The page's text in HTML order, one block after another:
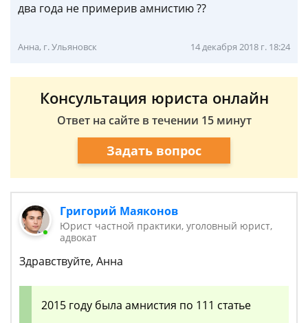
два года не примерив амнистию ??
Анна, г. Ульяновск 14 декабря 2018 г. 18:24
Консультация юриста онлайн
Ответ на сайте в течении 15 минут
Задать вопрос
Григорий Маяконов
Юрист частной практики, уголовный юрист,
адвокат
Здравствуйте, Анна
2015 году была амнистия по 111 статье